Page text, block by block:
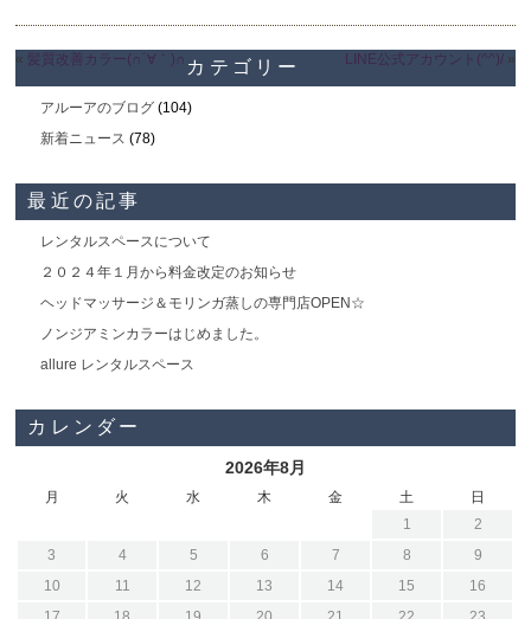
« 髪質改善カラー(∩´∀｀)∩ LINE公式アカウント(^^)/»
カテゴリー
アルーアのブログ (104)
新着ニュース (78)
最近の記事
レンタルスペースについて
２０２４年１月から料金改定のお知らせ
ヘッドマッサージ＆モリンガ蒸しの専門店OPEN☆
ノンジアミンカラーはじめました。
allure レンタルスペース
カレンダー
2026年8月
月 火 水 木 金 土
日
1
2
3
4 5 6 7 8
9
10
11 12 13 14 15
16